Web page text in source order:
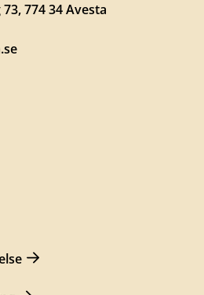
774 34 Avesta